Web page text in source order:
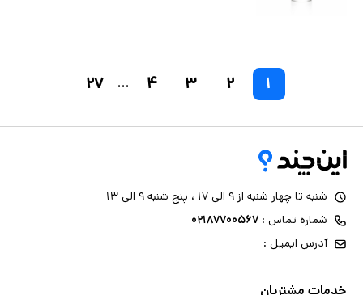
۱ ۲ ۳ ۴ ... ۲۷
شنبه تا چهار شنبه از ۹ الی ۱۷ ، پنج شنبه ۹ الی ۱۳
شماره تماس : ۰۲۱۸۷۷۰۰۵۶۷
آدرس ایمیل :
خدمات مشتریان